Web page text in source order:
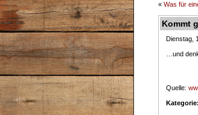
« Was für
Kommt
Dienstag,
…und
Quelle:
Kategorie: